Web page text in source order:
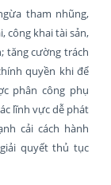
tham nhũng,
công khai tài sản,
tăng cường trách
quyền khi để
phân công phụ
lĩnh vực dễ phát
cải cách hành
quyết thủ tục